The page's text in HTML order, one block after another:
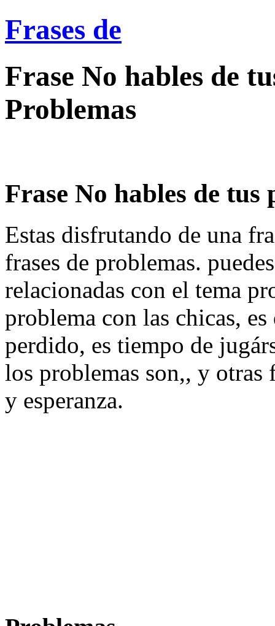
Frases de
Frase No hables de
Problemas
Frase No hables de tus
Estas disfrutando de una
frases de problemas.
relacionadas con el tema
problema con las chicas,
perdido, es tiempo de
los problemas son,, y otras
y esperanza.